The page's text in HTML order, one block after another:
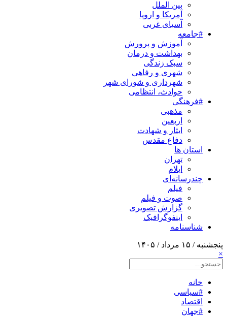
بین الملل
آمریکا و اروپا
آسیای غربی
#جامعه
آموزش و پرورش
بهداشت و درمان
سبک زندگی
شهری و رفاهی
شهرداری و شورای شهر
حوادث، انتظامی
#فرهنگی
مذهبی
اربعین
ایثار و شهادت
دفاع مقدس
استان ها
تهران
ایلام
چندرسانه‌ای
فیلم
صوت و فیلم
گزارش تصویری
اینفوگرافیک
شناسنامه
پنجشنبه / ۱۵ مرداد / ۱۴۰۵
×
خانه
#سیاسی
اقتصاد
#جهان